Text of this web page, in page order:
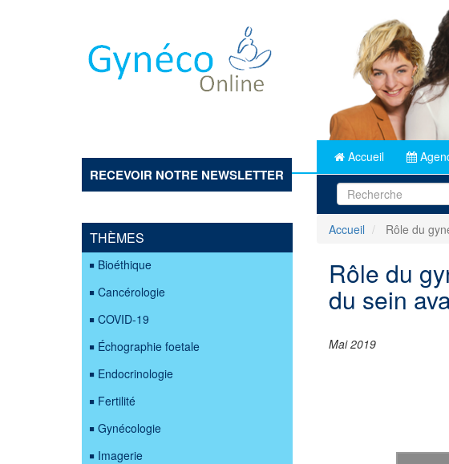
Accueil
RECEVOIR NOTRE NEWSLETTER
Accueil Rôle du
Rôle du
du sein
Mai 2019
THÈMES
Bioéthique
Cancérologie
COVID-19
Échographie foetale
Endocrinologie
Fertilité
Gynécologie
Imagerie